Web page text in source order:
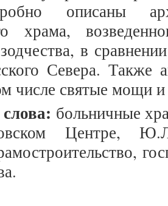
описаны
храма,
в
Севера. Также
числе святые мощи
больничные
Центре,